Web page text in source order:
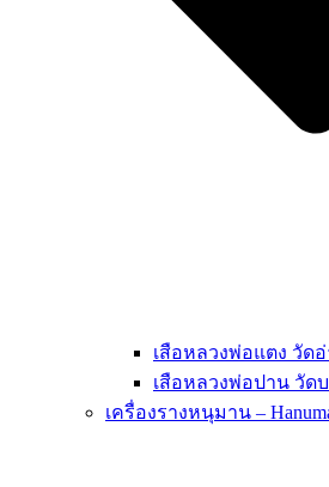
เสือหลวงพ่อแตง วัด
เสือหลวงพ่อปาน วัด
เครื่องรางหนุมาน –